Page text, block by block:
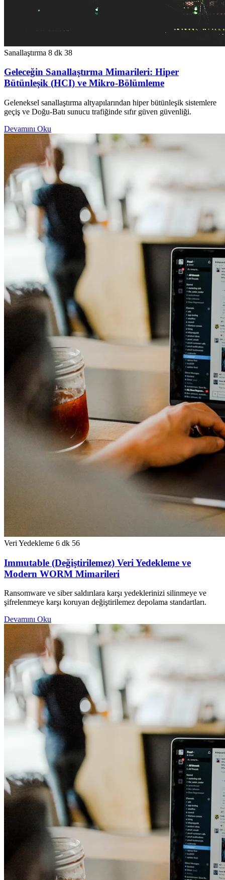
Sanallaştırma 8 dk 38
Geleceğin Sanallaştırma Mimarileri: Hiper
Bütünleşik (HCI) ve Mikro-Bölümleme
Geleneksel sanallaştırma altyapılarından hiper bütünleşik sistemlere
geçiş ve Doğu-Batı sunucu trafiğinde sıfır güven güvenliği.
Devamını Oku
Veri Yedekleme 6 dk 56
Immutable (Değiştirilemez) Veri Yedekleme ve
Modern WORM Mimarileri
Ransomware ve siber saldırılara karşı yedeklerinizi silinmeye ve
şifrelenmeye karşı koruyan değiştirilemez depolama standartları.
Devamını Oku